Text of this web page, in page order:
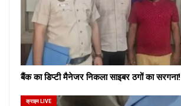
बैंक का डिप्टी मैनेजर निकला साइबर ठगों का सरगना!
क्राइम LIVE